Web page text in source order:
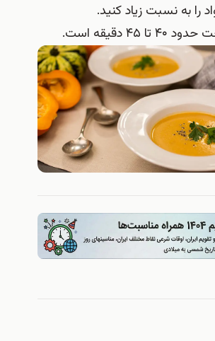
را به نسبت زیاد کنید.
۴۵ دقیقه است.